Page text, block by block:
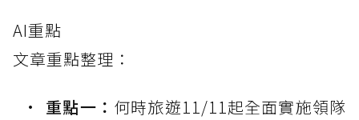
AI重點
文章重點整理：
重點一： 何時旅遊11/11起全面實施領隊